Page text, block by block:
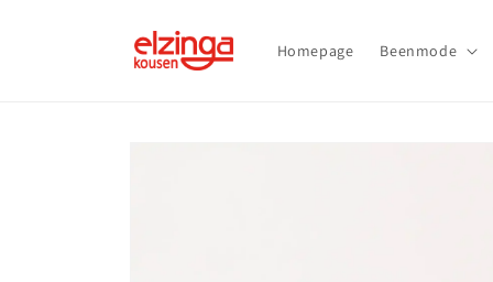
Homepage Beenmode